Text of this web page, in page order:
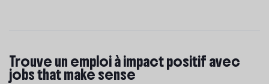
Trouve un emploi à impact positif avec
jobs that make sense